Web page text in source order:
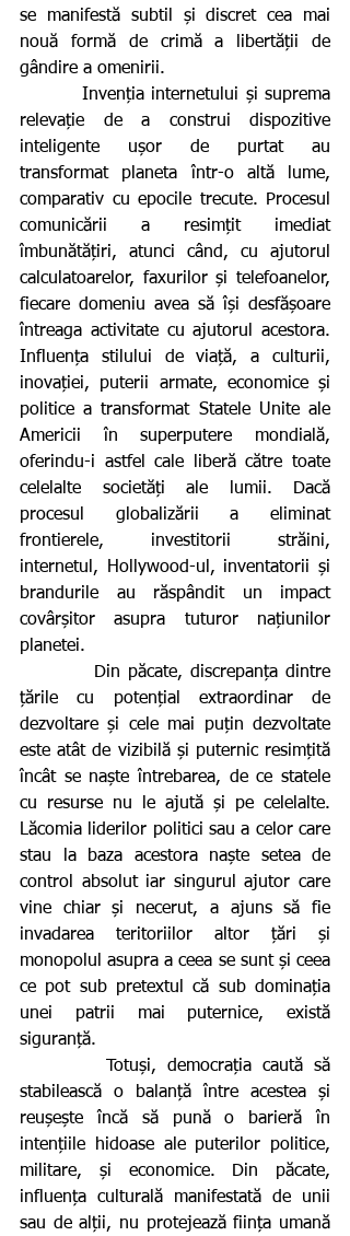
se manifestă subtil și discret cea mai
nouă formă de crimă a libertății de
gândire a omenirii.
relevație de a construi dispozitive
inteligente ușor de purtat au
transformat planeta într-o altă lume,
comparativ cu epocile trecute. Procesul
comunicării a resimțit imediat
îmbunătățiri, atunci când, cu ajutorul
calculatoarelor, faxurilor și telefoanelor,
fiecare domeniu avea să își desfășoare
întreaga activitate cu ajutorul acestora.
Influența stilului de viață, a culturii,
inovației, puterii armate, economice și
politice a transformat Statele Unite ale
Americii în superputere mondială,
oferindu-i astfel cale liberă către toate
celelalte societăți ale lumii. Dacă
procesul globalizării a eliminat
frontierele, investitorii străini,
internetul, Hollywood-ul, inventatorii și
brandurile au răspândit un impact
covârșitor asupra tuturor națiunilor
planetei.
țările cu potențial extraordinar de
dezvoltare și cele mai puțin dezvoltate
este atât de vizibilă și puternic resimțită
încât se naște întrebarea, de ce statele
cu resurse nu le ajută și pe celelalte.
Lăcomia liderilor politici sau a celor care
stau la baza acestora naște setea de
control absolut iar singurul ajutor care
vine chiar și necerut, a ajuns să fie
invadarea teritoriilor altor țări și
monopolul asupra a ceea se sunt și ceea
ce pot sub pretextul că sub dominația
unei patrii mai puternice, există
siguranță.
stabilească o balanță între acestea și
reușește încă să pună o barieră în
intențiile hidoase ale puterilor politice,
militare, și economice. Din păcate,
influența culturală manifestată de unii
sau de alții, nu protejează ființa umană